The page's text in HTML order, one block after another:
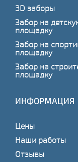
3D заборы
Забор на
площадку
Забор на
площадку
Забор на
площадку
ИНФОРМАЦИЯ
Цены
Наши работы
Отзывы